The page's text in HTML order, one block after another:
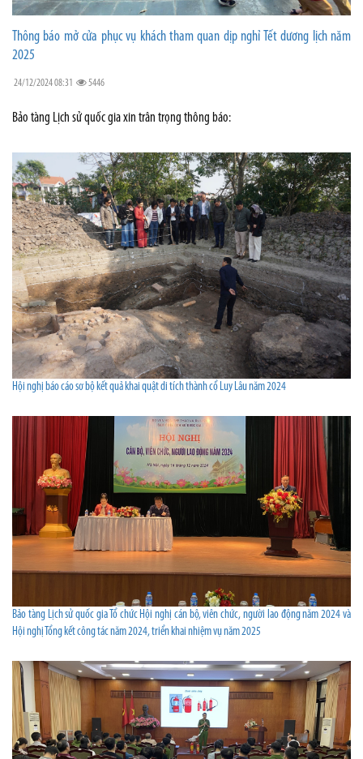
Thông báo mở cửa phục vụ khách tham quan dịp nghỉ Tết dương lịch năm
2025
24/12/2024 08:31 5446
Bảo tàng Lịch sử quốc gia xin trân trọng thông báo:
Hội nghị báo cáo sơ bộ kết quả khai quật di tích thành cổ Luy Lâu năm 2024
Bảo tàng Lịch sử quốc gia Tổ chức Hội nghị cán bộ, viên chức, người lao động năm 2024 và
Hội nghị Tổng kết công tác năm 2024, triển khai nhiệm vụ năm 2025